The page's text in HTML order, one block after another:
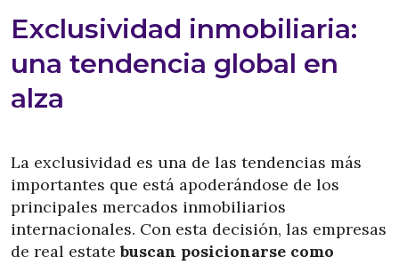
Exclusividad inmobiliaria:
una tendencia global en
alza
La exclusividad es una de las tendencias más
importantes que está apoderándose de los
principales mercados inmobiliarios
internacionales. Con esta decisión, las empresas
de real estatebuscan posicionarse como